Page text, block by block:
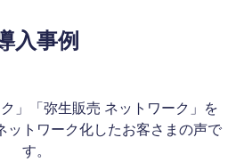
入事例
」「弥生販売 ネットワーク」を
ットワーク化したお客さまの声で
す。